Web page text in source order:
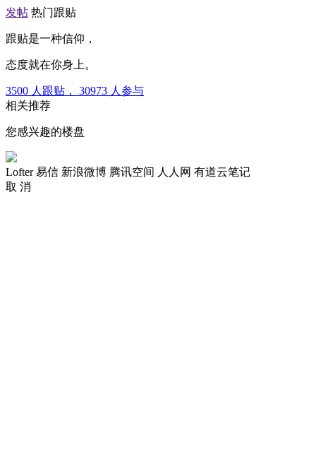
发帖 热门跟贴
跟贴是一种信仰，
态度就在你身上。
3500 人跟贴， 30973 人参与
相关推荐
您感兴趣的楼盘
Lofter 易信 新浪微博 腾讯空间 人人网 有道云笔记
取 消